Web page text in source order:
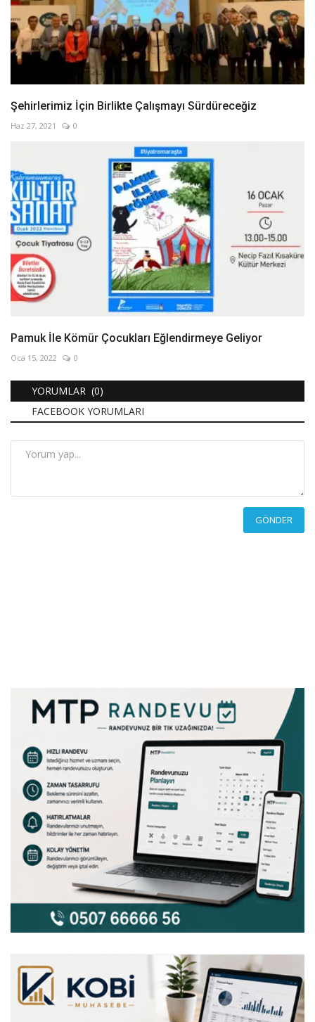
Şehirlerimiz İçin Birlikte Çalışmayı Sürdüreceğiz
Haz 27, 2021 0
Pamuk İle Kömür Çocukları Eğlendirmeye Geliyor
Oca 15, 2022 0
YORUMLAR (0)
FACEBOOK YORUMLARI
GÖNDER